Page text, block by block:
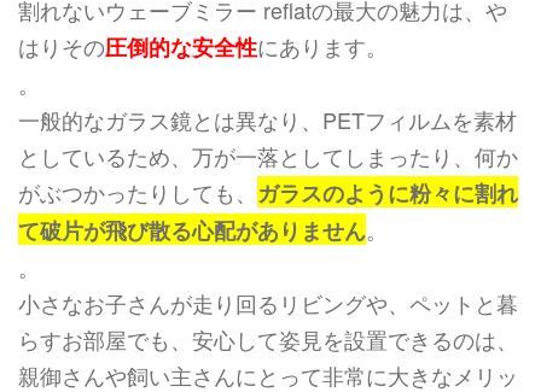
割れないウェーブミラー reflatの最大の魅力は、や
はりその圧倒的な安全性にあります。
。
一般的なガラス鏡とは異なり、PETフィルムを素材
としているため、万が一落としてしまったり、何か
がぶつかったりしても、 ガラスのように粉々に割れ
て破片が飛び散る心配がありません。
。
小さなお子さんが走り回るリビングや、ペットと暮
らすお部屋でも、安心して姿見を設置できるのは、
親御さんや飼い主さんにとって非常に大きなメリッ